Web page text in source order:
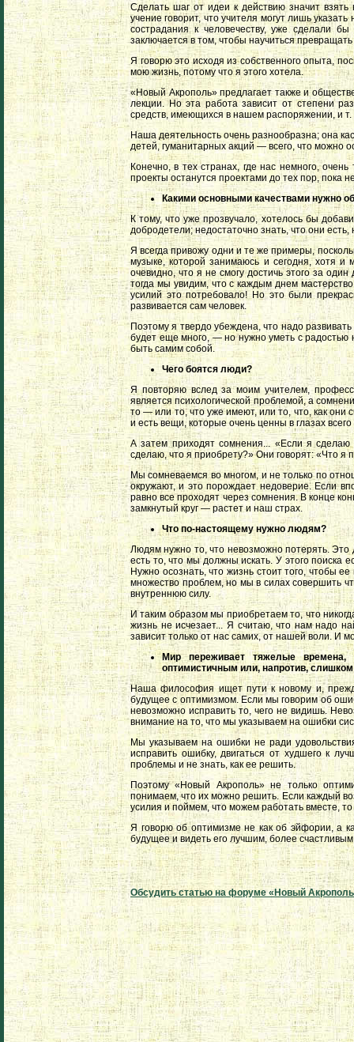
Сделать шаг от идеи к действию значит
учение говорит, что учителя могут лишь
сострадания к человечеству, уже сделали
заключается в том, чтобы научиться
Я говорю это исходя из собственного опыта,
мою жизнь, потому что я этого хотела.
«Новый Акрополь» предлагает также и
лекции. Но эта работа зависит от степени
средств, имеющихся в нашем распоряжении, и т.
Наша деятельность очень разнообразна; она
детей, гуманитарных акций — всего, что можно
Конечно, в тех странах, где нас немного,
проекты останутся проектами до тех пор, пока
Какими основными качествами нужно
К тому, что уже прозвучало, хотелось бы
добродетели; недостаточно знать, что они
Я всегда привожу одни и те же примеры,
музыке, которой занимаюсь и сегодня, хотя и
очевидно, что я не смогу достичь этого за
тогда мы увидим, что с каждым днем
усилий это потребовало! Но это были
развивается сам человек.
Поэтому я твердо убеждена, что надо
будет еще много, — но нужно уметь с радостью
быть самим собой.
Чего боятся люди?
Я повторяю вслед за моим учителем,
является психологической проблемой, а
то — или то, что уже имеют, или то, что, как они
и есть вещи, которые очень ценны в глазах
А затем приходят сомнения... «Если я
сделаю, что я приобрету?» Они говорят: «Что я
Мы сомневаемся во многом, и не только по
окружают, и это порождает недоверие. Если
равно все проходят через сомнения. В конце
замкнутый круг — растет и наш страх.
Что по-настоящему нужно людям?
Людям нужно то, что невозможно потерять. Это
есть то, что мы должны искать. У этого поиска
Нужно осознать, что жизнь стоит того, чтобы
множество проблем, но мы в силах совершить
внутреннюю силу.
И таким образом мы приобретаем то, что
жизнь не исчезает... Я считаю, что нам надо
зависит только от нас самих, от нашей воли. И
Мир переживает тяжелые
оптимистичным или, напротив,
Наша философия ищет пути к новому и,
будущее с оптимизмом. Если мы говорим об
невозможно исправить то, чего не видишь.
внимание на то, что мы указываем на ошибки
Мы указываем на ошибки не ради
исправить ошибку, двигаться от худшего к
проблемы и не знать, как ее решить.
Поэтому «Новый Акрополь» не только
понимаем, что их можно решить. Если каждый
усилия и поймем, что можем работать вместе,
Я говорю об оптимизме не как об эйфории, а
будущее и видеть его лучшим, более
Обсудить статью на форуме «Новый